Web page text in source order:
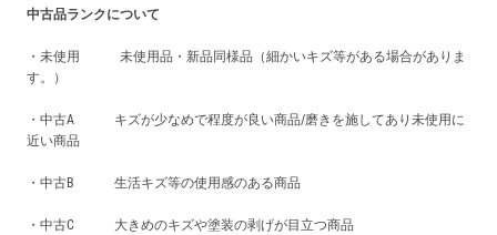
中古品ランクについて
・未使用 未使用品・新品同様品（細かいキズ等がある場合がありま
す。）
・中古A キズが少なめで程度が良い商品/磨きを施してあり未使用に
近い商品
・中古B 生活キズ等の使用感のある商品
・中古C 大きめのキズや塗装の剥げが目立つ商品